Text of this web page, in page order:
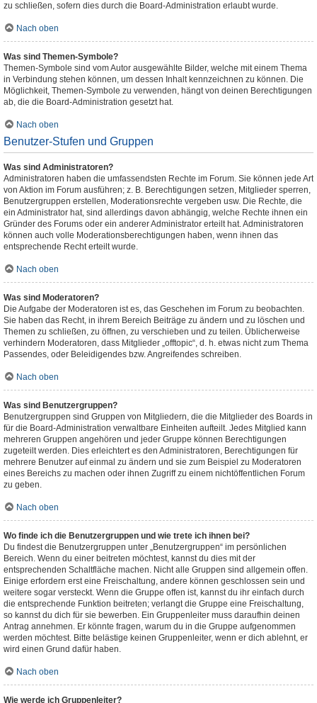
zu schließen, sofern dies durch die Board-Administration erlaubt wurde.
Nach oben
Was sind Themen-Symbole?
Themen-Symbole sind vom Autor ausgewählte Bilder, welche mit einem Thema
in Verbindung stehen können, um dessen Inhalt kennzeichnen zu können. Die
Möglichkeit, Themen-Symbole zu verwenden, hängt von deinen Berechtigungen
ab, die die Board-Administration gesetzt hat.
Nach oben
Benutzer-Stufen und Gruppen
Was sind Administratoren?
Administratoren haben die umfassendsten Rechte im Forum. Sie können jede Art
von Aktion im Forum ausführen; z. B. Berechtigungen setzen, Mitglieder sperren,
Benutzergruppen erstellen, Moderationsrechte vergeben usw. Die Rechte, die
ein Administrator hat, sind allerdings davon abhängig, welche Rechte ihnen ein
Gründer des Forums oder ein anderer Administrator erteilt hat. Administratoren
können auch volle Moderationsberechtigungen haben, wenn ihnen das
entsprechende Recht erteilt wurde.
Nach oben
Was sind Moderatoren?
Die Aufgabe der Moderatoren ist es, das Geschehen im Forum zu beobachten.
Sie haben das Recht, in ihrem Bereich Beiträge zu ändern und zu löschen und
Themen zu schließen, zu öffnen, zu verschieben und zu teilen. Üblicherweise
verhindern Moderatoren, dass Mitglieder „offtopic“, d. h. etwas nicht zum Thema
Passendes, oder Beleidigendes bzw. Angreifendes schreiben.
Nach oben
Was sind Benutzergruppen?
Benutzergruppen sind Gruppen von Mitgliedern, die die Mitglieder des Boards in
für die Board-Administration verwaltbare Einheiten aufteilt. Jedes Mitglied kann
mehreren Gruppen angehören und jeder Gruppe können Berechtigungen
zugeteilt werden. Dies erleichtert es den Administratoren, Berechtigungen für
mehrere Benutzer auf einmal zu ändern und sie zum Beispiel zu Moderatoren
eines Bereichs zu machen oder ihnen Zugriff zu einem nichtöffentlichen Forum
zu geben.
Nach oben
Wo finde ich die Benutzergruppen und wie trete ich ihnen bei?
Du findest die Benutzergruppen unter „Benutzergruppen“ im persönlichen
Bereich. Wenn du einer beitreten möchtest, kannst du dies mit der
entsprechenden Schaltfläche machen. Nicht alle Gruppen sind allgemein offen.
Einige erfordern erst eine Freischaltung, andere können geschlossen sein und
weitere sogar versteckt. Wenn die Gruppe offen ist, kannst du ihr einfach durch
die entsprechende Funktion beitreten; verlangt die Gruppe eine Freischaltung,
so kannst du dich für sie bewerben. Ein Gruppenleiter muss daraufhin deinen
Antrag annehmen. Er könnte fragen, warum du in die Gruppe aufgenommen
werden möchtest. Bitte belästige keinen Gruppenleiter, wenn er dich ablehnt, er
wird einen Grund dafür haben.
Nach oben
Wie werde ich Gruppenleiter?